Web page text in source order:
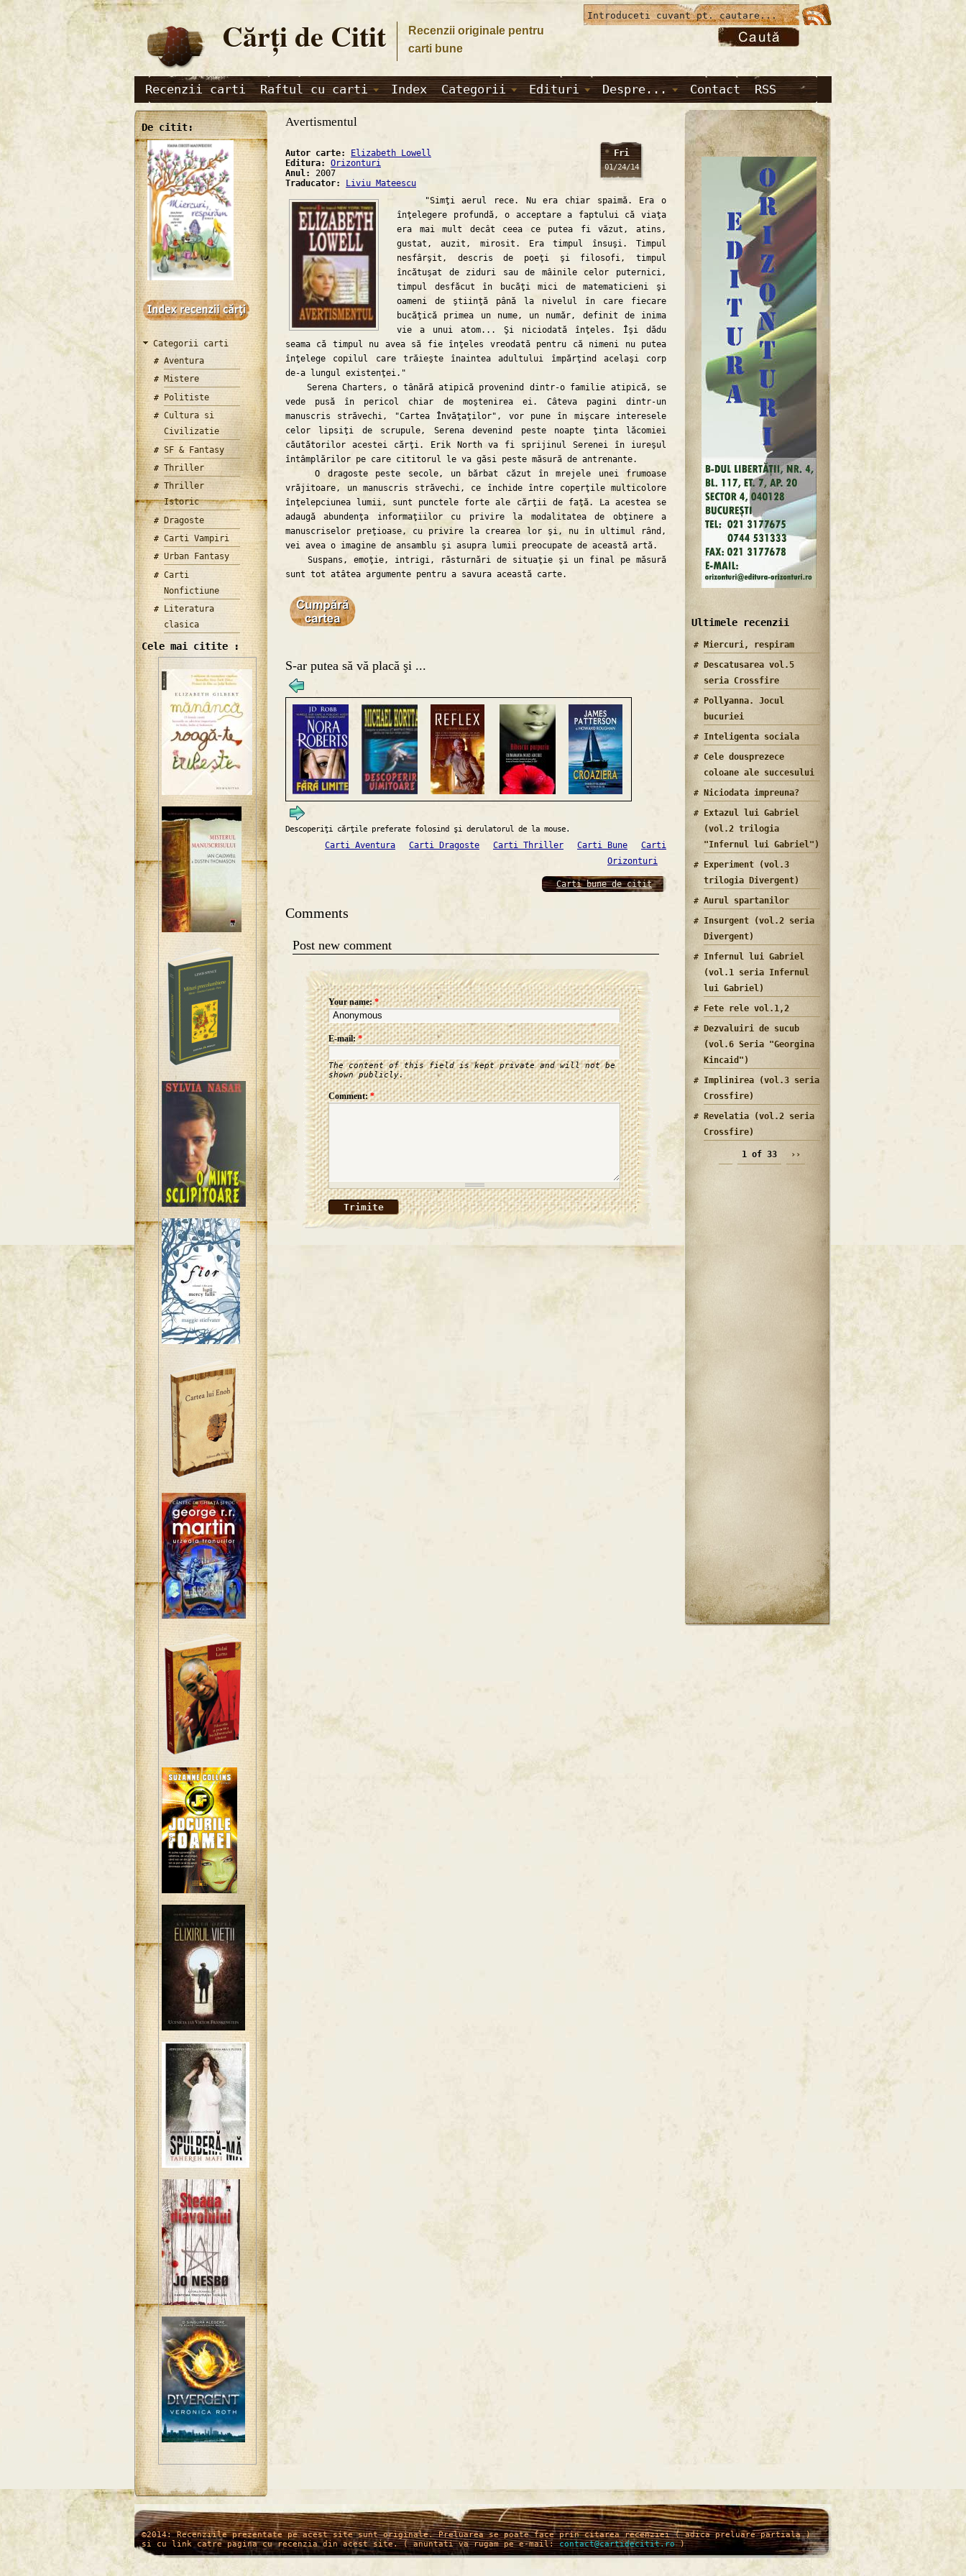
Cărţi de Citit
Recenzii originale pentru
carti bune
Recenzii carti Raftul cu carti Index Categorii Edituri Despre... Contact RSS
De citit:
Categorii carti
Aventura
Mistere
Politiste
Cultura si
Civilizatie
SF & Fantasy
Thriller
Thriller
Istoric
Dragoste
Carti Vampiri
Urban Fantasy
Carti
Nonfictiune
Literatura
clasica
Cele mai citite :
Avertismentul
Fri
01/24/14
Autor carte:
Elizabeth Lowell
Editura: Orizonturi
Anul: 2007
Traducator:
Liviu Mateescu
"Simţi aerul rece. Nu era chiar spaimă. Era o
înţelegere profundă, o acceptare a faptului că viaţa
era mai mult decât ceea ce putea fi văzut, atins,
gustat, auzit, mirosit. Era timpul însuşi. Timpul
nesfârşit, descris de poeţi şi filosofi, timpul
încătuşat de ziduri sau de mâinile celor puternici,
timpul desfăcut în bucăţi mici de matematicieni şi
oameni de ştiinţă până la nivelul în care fiecare
bucăţică primea un nume, un număr, definit de inima
vie a unui atom... Şi niciodată înţeles. Îşi dădu
seama că timpul nu avea să fie înţeles vreodată pentru că nimeni nu putea
înţelege copilul care trăieşte înaintea adultului împărţind acelaşi corp
de-a lungul existenţei."
Serena Charters, o tânără atipică provenind dintr-o familie atipică, se
vede pusă în pericol chiar de moştenirea ei. Câteva pagini dintr-un
manuscris străvechi, "Cartea Învăţaţilor", vor pune în mişcare interesele
celor lipsiţi de scrupule, Serena devenind peste noapte ţinta lăcomiei
căutătorilor acestei cărţi. Erik North va fi sprijinul Serenei în iureşul
întâmplărilor pe care cititorul le va găsi peste măsură de antrenante.
O dragoste peste secole, un bărbat căzut în mrejele unei frumoase
vrăjitoare, un manuscris străvechi, ce închide între coperţile multicolore
înţelepciunea lumii, sunt punctele forte ale cărţii de faţă. La acestea se
adaugă abundenţa informaţiilor cu privire la modalitatea de obţinere a
manuscriselor preţioase, cu privire la crearea lor şi, nu în ultimul rând,
vei avea o imagine de ansamblu şi asupra lumii preocupate de această artă.
Suspans, emoţie, intrigi, răsturnări de situaţie şi un final pe măsură
sunt tot atâtea argumente pentru a savura această carte.
S-ar putea să vă placă şi ...
Descoperiţi cărţile preferate folosind şi derulatorul de la mouse.
Carti Aventura Carti Dragoste Carti Thriller Carti Bune
Carti
Orizonturi
Carti bune de citit
Comments
Post new comment
Your name:*
E-mail:*
The content of this field is kept private and will not be
shown publicly.
Comment:*
Ultimele recenzii
Miercuri, respiram
Descatusarea vol.5
seria Crossfire
Pollyanna. Jocul
bucuriei
Inteligenta sociala
Cele dousprezece
coloane ale succesului
Niciodata impreuna?
Extazul lui Gabriel
(vol.2 trilogia
"Infernul lui Gabriel")
Experiment (vol.3
trilogia Divergent)
Aurul spartanilor
Insurgent (vol.2 seria
Divergent)
Infernul lui Gabriel
(vol.1 seria Infernul
lui Gabriel)
Fete rele vol.1,2
Dezvaluiri de sucub
(vol.6 Seria "Georgina
Kincaid")
Implinirea (vol.3 seria
Crossfire)
Revelatia (vol.2 seria
Crossfire)
1 of 33 ››
/* */
©2014: Recenziile prezentate pe acest site sunt originale. Preluarea se poate face prin citarea recenziei ( adica preluare partiala )
si cu link catre pagina cu recenzia din acest site. ( anuntati va rugam pe e-mail:contact@cartidecitit.ro)